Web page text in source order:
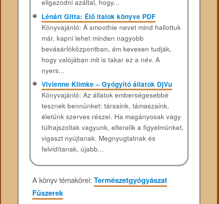
eligazodni azáltal, hogy...
Lénárt Gitta: Élő italok könyve PDF
Könyvajánló: A smoothie nevet mind hallottuk
már, kapni lehet minden nagyobb
bevásárlóközpontban, ám kevesen tudják,
hogy valójában mit is takar ez a név. A
nyers...
Vivienne Klimke – Gyógyító állatok DjVu
Könyvajánló: Az állatok emberségesebbé
tesznek bennünket: társaink, támaszaink,
életünk szerves részei. Ha magányosak vagy
túlhajszoltak vagyunk, elterelik a figyelmünket,
vigaszt nyújtanak. Megnyugtatnak és
felvidítanak, újabb...
A könyv témakörei:Természetgyógyászat
Fűszerek